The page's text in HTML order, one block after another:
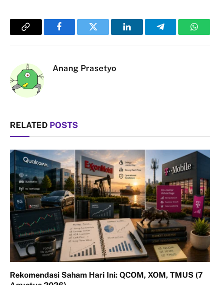
Copy
FacebookTwitter LinkedInTelegram
Anang Prasetyo
RELATED POSTS
Rekomendasi Saham Hari Ini: QCOM, XOM, TMUS (7